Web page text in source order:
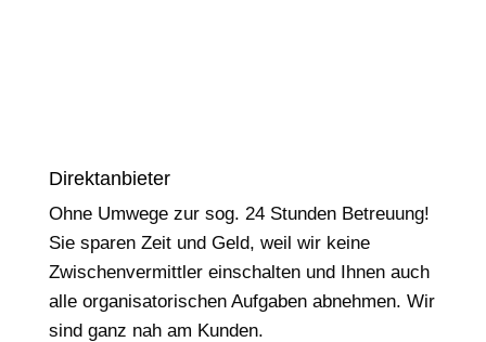
Direktanbieter
Ohne Umwege zur sog. 24 Stunden Betreuung!
Sie sparen Zeit und Geld, weil wir keine
Zwischenvermittler einschalten und Ihnen auch
alle organisatorischen Aufgaben abnehmen. Wir
sind ganz nah am Kunden.